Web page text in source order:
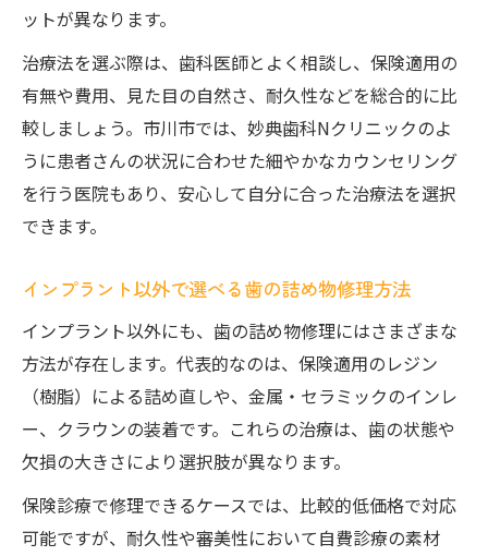
ットが異なります。
治療法を選ぶ際は、歯科医師とよく相談し、保険適用の
有無や費用、見た目の自然さ、耐久性などを総合的に比
較しましょう。市川市では、妙典歯科Nクリニックのよ
うに患者さんの状況に合わせた細やかなカウンセリング
を行う医院もあり、安心して自分に合った治療法を選択
できます。
インプラント以外で選べる歯の詰め物修理方法
インプラント以外にも、歯の詰め物修理にはさまざまな
方法が存在します。代表的なのは、保険適用のレジン
（樹脂）による詰め直しや、金属・セラミックのインレ
ー、クラウンの装着です。これらの治療は、歯の状態や
欠損の大きさにより選択肢が異なります。
保険診療で修理できるケースでは、比較的低価格で対応
可能ですが、耐久性や審美性において自費診療の素材